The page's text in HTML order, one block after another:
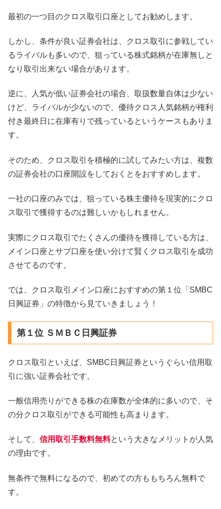
最初の一つ目のクロス取引口座としてお勧めします。
しかし、条件が良い証券会社は、クロス取引に参戦してい
るライバルも多いので、狙っている株式銘柄が在庫無しと
なり取引出来ない場合があります。
逆に、人気が低い証券会社の場合、取扱数量自体は少ない
けど、ライバルが少ないので、優待クロス人気銘柄が権利
付き最終日に在庫有りで残っているというケースもありま
す。
そのため、クロス取引を積極的に試してみたい方は、複数
の証券会社の口座開設をしておくとをおすすめします。
一社の口座のみでは、狙っている株主優待を現実的にクロ
ス取引で獲得するのは難しいかもしれません。
実際にクロス取引でたくさんの優待を獲得している方は、
メイン口座とサブ口座を使い分けて賢くクロス取引を成功
させてるのです。
では、クロス取引メイン口座におすすめの第１位「SMBC
日興証券」の特徴から見ていきましょう！
第１位 ＳＭＢＣ日興証券
クロス取引といえば、SMBC日興証券というぐらい信用取
引に強い証券会社です。
一般信用売りができる株の在庫数が全体的に多いので、そ
の分クロス取引ができる可能性も高まります。
そして、 信用取引手数料無料という大きなメリットが人気
の理由です。
無条件で無料になるので、初めての方ももちろん無料で
す。